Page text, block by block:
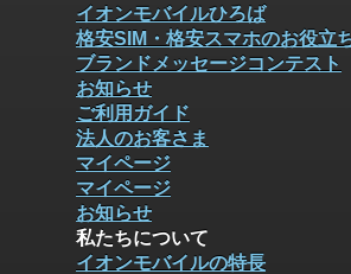
イオンモバイルひろば
格安SIM・格安スマホのお役立
ブランドメッセージコンテスト
お知らせ
ご利用ガイド
法人のお客さま
マイページ
マイページ
お知らせ
私たちについて
イオンモバイルの特長